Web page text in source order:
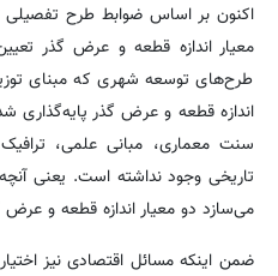
اکنون بر اساس ضوابط طرح تفصیلی
معیار اندازه قطعه و عرض گذر
طرح‌های توسعه شهری که مبنای
اندازه قطعه و عرض گذر پایه‌گذاری
سنت معماری، مبانی علمی،
تاریخی وجود نداشته است. یعنی
می‌سازد دو معیار اندازه قطعه و
ضمن اینکه مسائل اقتصادی نیز